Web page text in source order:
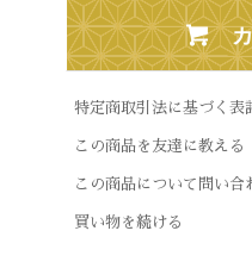
特定商取引法に基づく表
この商品を友達に教える
この商品について問い合
買い物を続ける